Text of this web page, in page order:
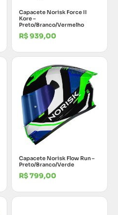
Capacete Norisk Force II
Kore –
Preto/Branco/Vermelho
R$939,00
Capacete Norisk Flow Run –
Preto/Branco/Verde
R$799,00